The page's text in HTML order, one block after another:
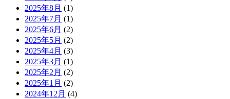
2025年8月 (1)
2025年7月 (1)
2025年6月 (2)
2025年5月 (2)
2025年4月 (3)
2025年3月 (1)
2025年2月 (2)
2025年1月 (2)
2024年12月 (4)